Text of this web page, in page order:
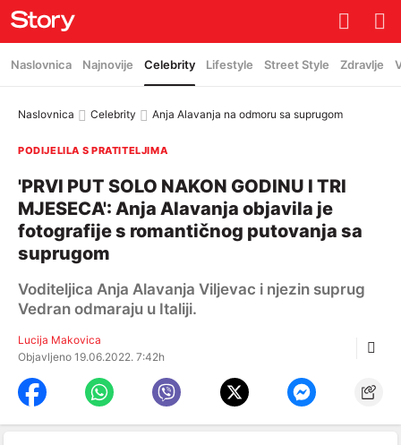
Naslovnica Najnovije Celebrity Lifestyle Street Style Zdravlje
Naslovnica Celebrity Anja Alavanja na odmoru sa suprugom
PODIJELILA S PRATITELJIMA
'PRVI PUT SOLO NAKON GODINU I TRI
MJESECA': Anja Alavanja objavila je
fotografije s romantičnog putovanja sa
suprugom
Voditeljica Anja Alavanja Viljevac i njezin suprug
Vedran odmaraju u Italiji.
Lucija Makovica
Objavljeno 19.06.2022. 7:42h